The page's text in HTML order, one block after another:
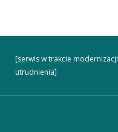
[serwis w trakcie
utrudnienia]